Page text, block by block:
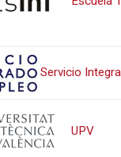
Servicio
UPV